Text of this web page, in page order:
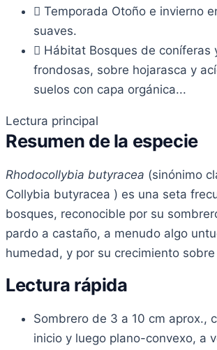
Temporada Otoño e invierno
suaves.
Hábitat Bosques de coníferas
frondosas, sobre hojarasca y
suelos con capa orgánica...
Lectura principal
Resumen de la especie
Rhodocollybia butyracea (sinónimo
Collybia butyracea ) es una seta
bosques, reconocible por su
pardo a castaño, a menudo algo
humedad, y por su crecimiento
Lectura rápida
Sombrero de 3 a 10 cm aprox.,
inicio y luego plano-convexo, a